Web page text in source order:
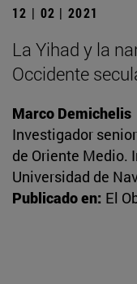
12 | 02 | 2021
La Yihad y la
Occidente
Marco Demichelis
Investigador
de Oriente Medio.
Universidad de
Publicado en: El